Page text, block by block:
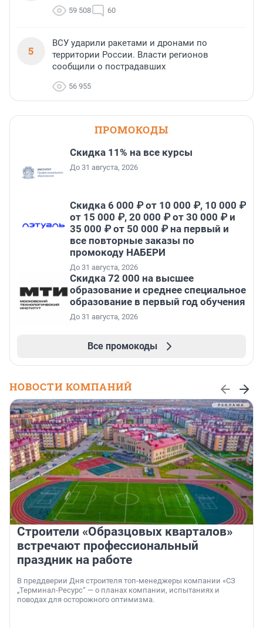
59 508 60
5
ВСУ ударили ракетами и дронами по
территории России. Власти регионов
сообщили о пострадавших
56 955
ПРОМОКОДЫ
Скидка 11% на все курсы
До 31 августа, 2026
Скидка 6 000 ₽ от 10 000 ₽, 10 000 ₽
от 15 000 ₽, 20 000 ₽ от 30 000 ₽ и
35 000 ₽ от 50 000 ₽ на первый и
все повторные заказы по
промокоду НАБЕРИ
До 31 августа, 2026
Скидка 72 000 на высшее
образование и среднее специальное
образование в первый год обучения
До 31 августа, 2026
Все промокоды
НОВОСТИ КОМПАНИЙ
Строители «Образцовых кварталов»
встречают профессиональный
праздник на работе
В преддверии Дня строителя топ-менеджеры компании «СЗ
„Терминал-Ресурс“ — о планах компании, испытаниях и
поводах для осторожного оптимизма.